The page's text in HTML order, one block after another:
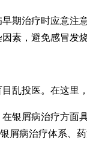
期治疗时应意
素，避免感冒
乱投医。在这里
银屑病治疗方
屑病治疗体系、药